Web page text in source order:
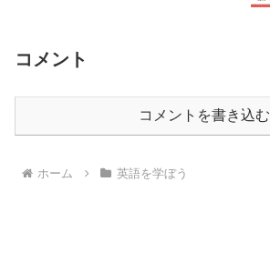
コメント
コメントを書き込む
ホーム 英語を学ぼう